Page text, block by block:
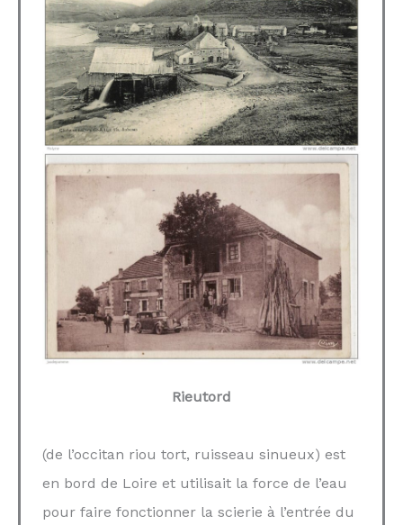
Rieutord
(de l’occitan riou tort, ruisseau sinueux) est
en bord de Loire et utilisait la force de l’eau
pour faire fonctionner la scierie à l’entrée du